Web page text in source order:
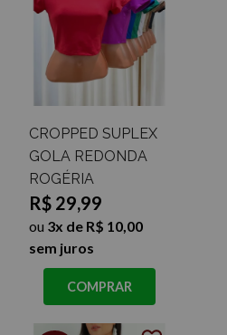
CROPPED SUPLEX
GOLA REDONDA
ROGÉRIA
R$ 29,99
ou 3x de R$ 10,00
sem juros
COMPRAR